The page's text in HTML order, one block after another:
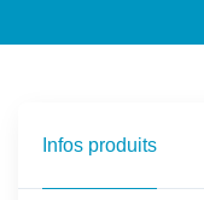
Infos produits